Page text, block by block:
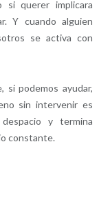
si querer implicara
Y cuando alguien
se activa con
si podemos ayudar,
sin intervenir es
y termina
constante.